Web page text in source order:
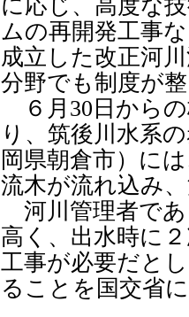
に応じ、高度な
ムの再開発工事
成立した改正河
分野でも制度が
６月30日から
り、筑後川水系
岡県朝倉市）に
流木が流れ込み
河川管理者であ
高く、出水時に
工事が必要だと
ることを国交省